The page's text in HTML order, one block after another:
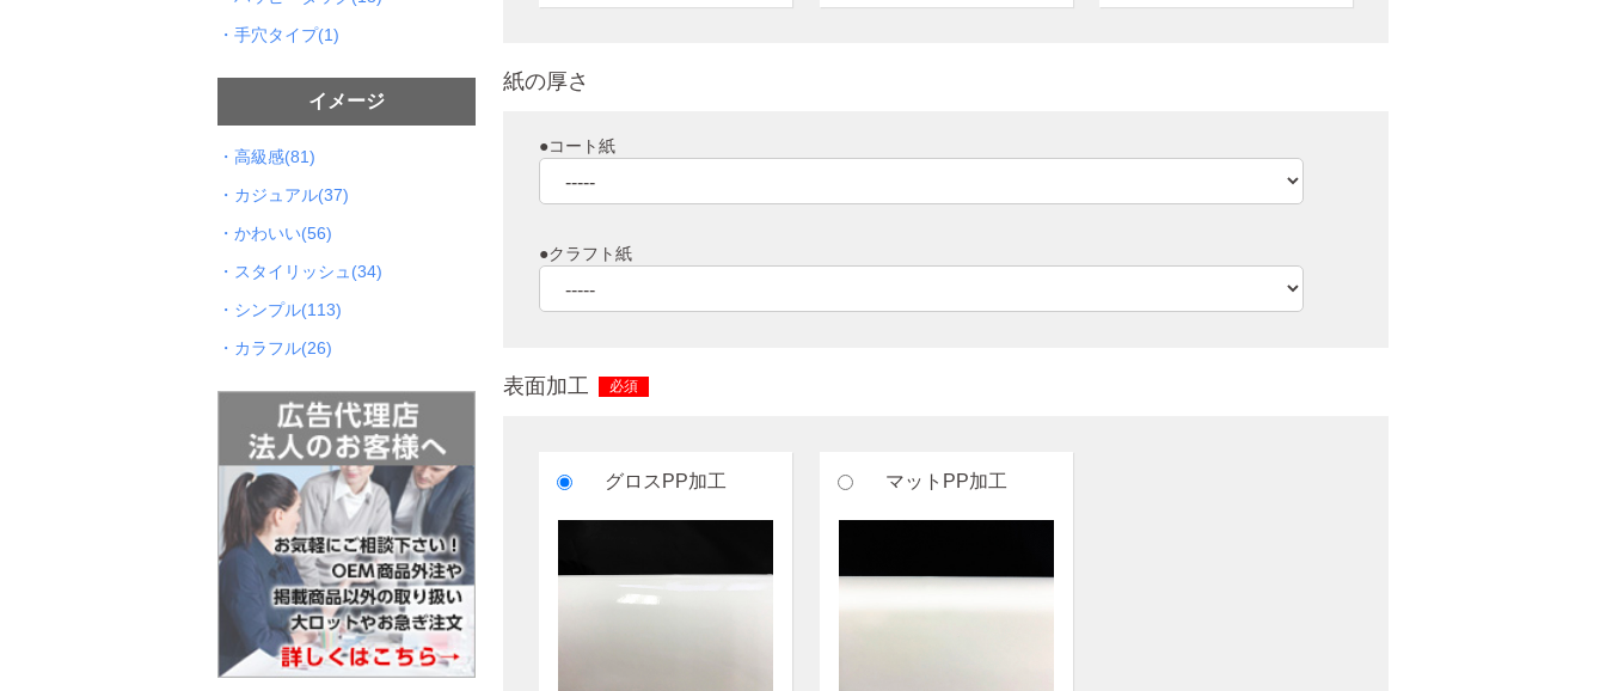
紙の厚さ
●コート紙
●クラフト紙
表面加工 必須
グロスPP加工 マットPP加工
・手穴タイプ(1)
イメージ
・高級感(81)
・カジュアル(37)
・かわいい(56)
・スタイリッシュ(34)
・シンプル(113)
・カラフル(26)